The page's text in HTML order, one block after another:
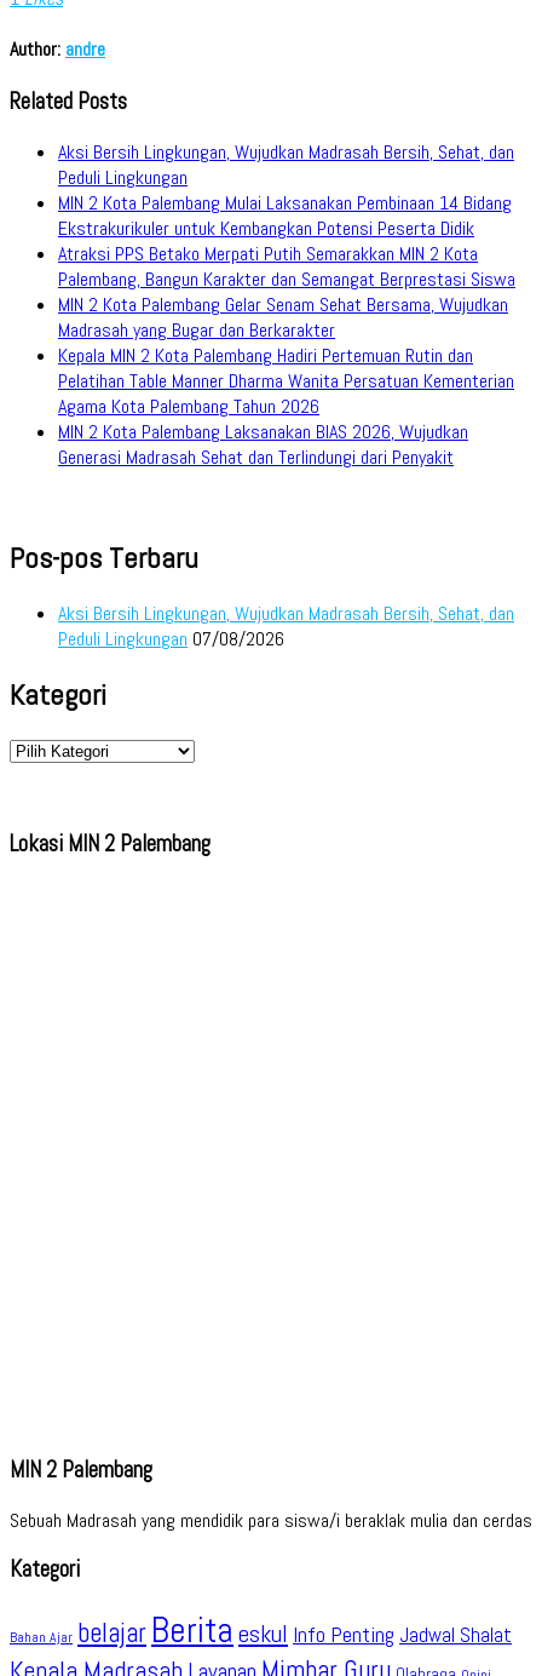
Author: andre
Related Posts
Aksi Bersih Lingkungan, Wujudkan Madrasah Bersih, Sehat, dan
Peduli Lingkungan
MIN 2 Kota Palembang Mulai Laksanakan Pembinaan 14 Bidang
Ekstrakurikuler untuk Kembangkan Potensi Peserta Didik
Atraksi PPS Betako Merpati Putih Semarakkan MIN 2 Kota
Palembang, Bangun Karakter dan Semangat Berprestasi Siswa
MIN 2 Kota Palembang Gelar Senam Sehat Bersama, Wujudkan
Madrasah yang Bugar dan Berkarakter
Kepala MIN 2 Kota Palembang Hadiri Pertemuan Rutin dan
Pelatihan Table Manner Dharma Wanita Persatuan Kementerian
Agama Kota Palembang Tahun 2026
MIN 2 Kota Palembang Laksanakan BIAS 2026, Wujudkan
Generasi Madrasah Sehat dan Terlindungi dari Penyakit
Pos-pos Terbaru
Aksi Bersih Lingkungan, Wujudkan Madrasah Bersih, Sehat, dan
Peduli Lingkungan 07/08/2026
Kategori
Kategori
Lokasi MIN 2 Palembang
MIN 2 Palembang
Sebuah Madrasah yang mendidik para siswa/i beraklak mulia dan cerdas
Kategori
Bahan Ajar belajar Berita eskul Info Penting Jadwal Shalat